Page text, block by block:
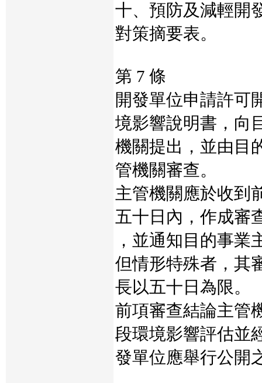
十、預防及減輕開
對策摘要表。
第 7 條
開發單位申請許可
境影響說明書，向
機關提出，並由目
管機關審查。
主管機關應於收到
五十日內，作成審
，並通知目的事業
但情形特殊者，其
長以五十日為限。
前項審查結論主管
段環境影響評估並
發單位應舉行公開